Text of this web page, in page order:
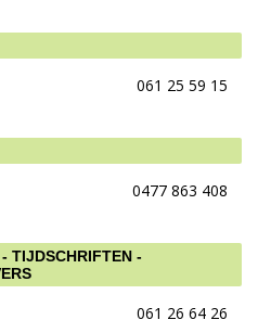
061 25 59 15
0477 863 408
TIJDSCHRIFTEN -
061 26 64 26